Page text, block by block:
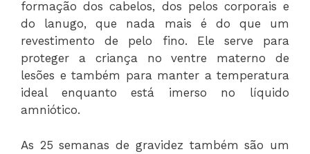
formação dos cabelos, dos pelos corporais e
do lanugo, que nada mais é do que um
revestimento de pelo fino. Ele serve para
proteger a criança no ventre materno de
lesões e também para manter a temperatura
ideal enquanto está imerso no líquido
amniótico.
As 25 semanas de gravidez também são um